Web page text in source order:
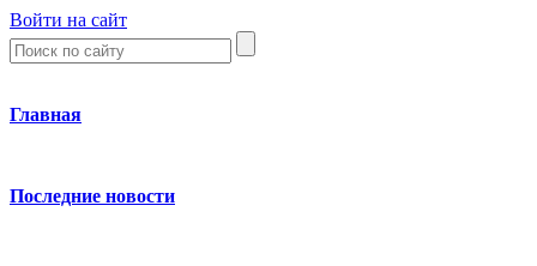
Войти на сайт
Главная
Последние новости